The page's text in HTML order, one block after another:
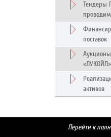
Тендеры
поставок
«ЛУКОЙЛ»
активов
Перейти к